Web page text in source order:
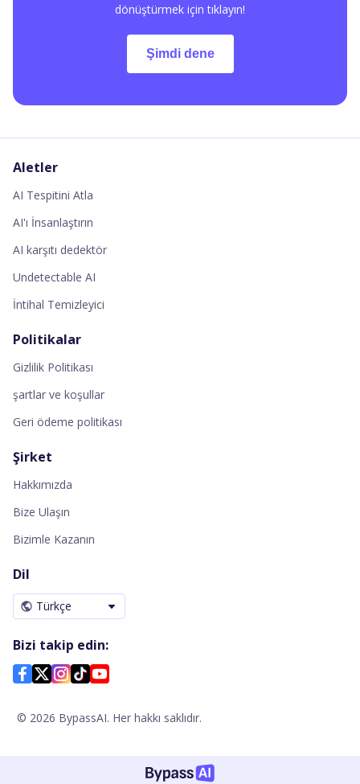
dönüştürmek için tıklayın!
Şimdi dene
Aletler
AI Tespitini Atla
AI'ı İnsanlaştırın
AI karşıtı dedektör
Undetectable AI
İntihal Temizleyici
Politikalar
Gizlilik Politikası
şartlar ve koşullar
Geri ödeme politikası
Şirket
Hakkımızda
Bize Ulaşın
Bizimle Kazanın
Dil
Türkçe
Bizi takip edin:
© 2026 BypassAI. Her hakkı saklıdır.